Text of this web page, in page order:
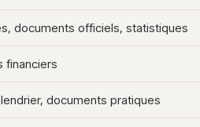
documents officiels, statistiques
financiers
documents pratiques